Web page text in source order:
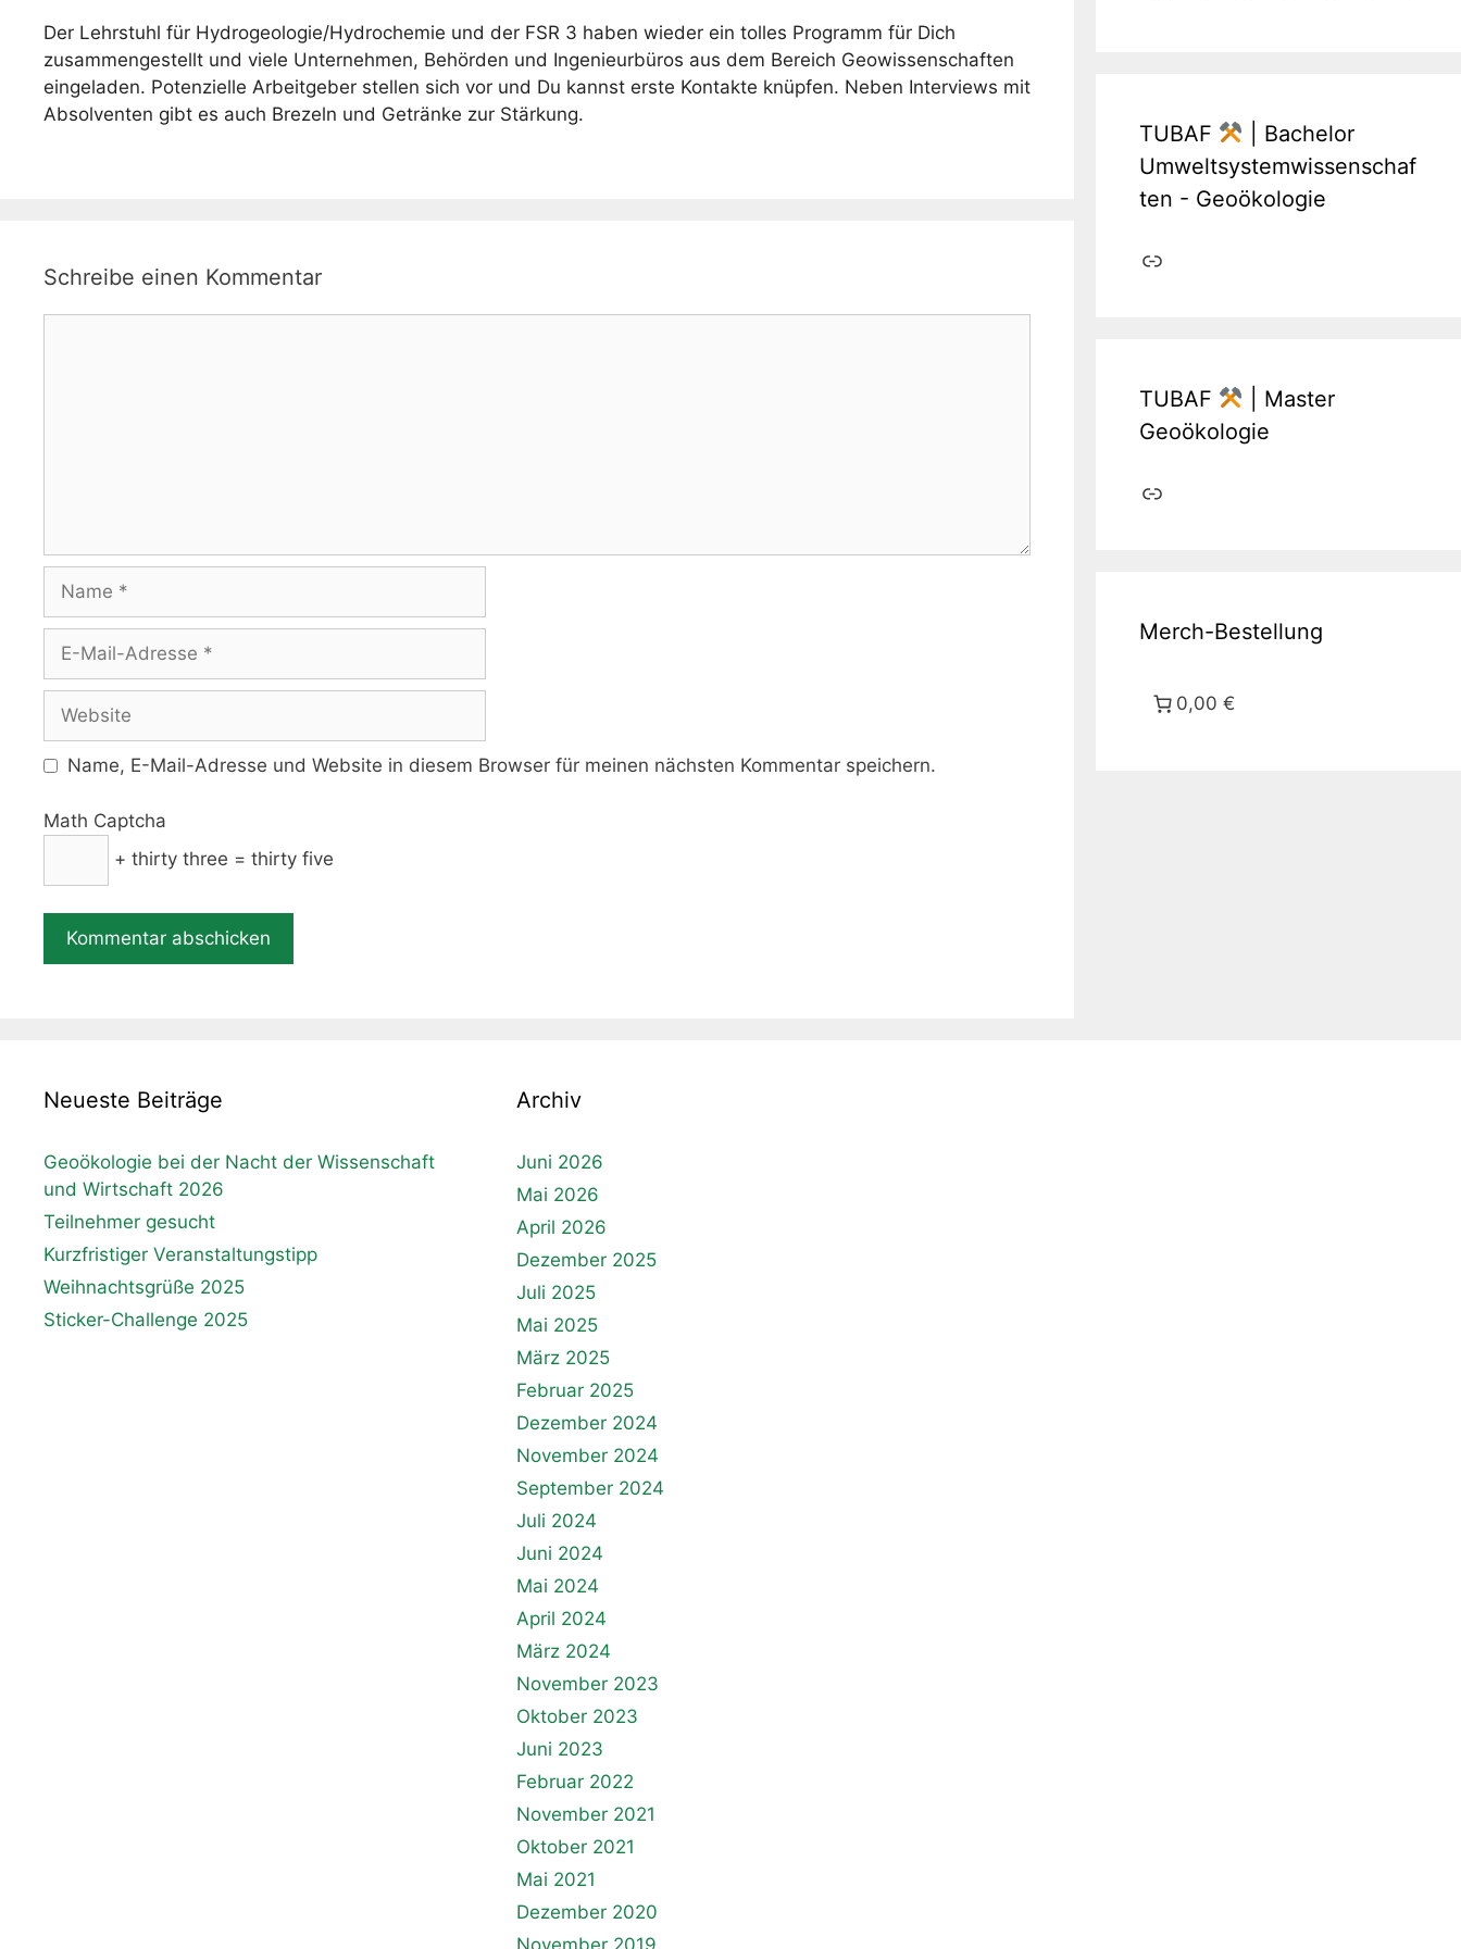
Der Lehrstuhl für Hydrogeologie/Hydrochemie und der FSR 3 haben wieder ein tolles Programm für Dich
zusammengestellt und viele Unternehmen, Behörden und Ingenieurbüros aus dem Bereich Geowissenschaften
eingeladen. Potenzielle Arbeitgeber stellen sich vor und Du kannst erste Kontakte knüpfen. Neben Interviews mit
Absolventen gibt es auch Brezeln und Getränke zur Stärkung.
Schreibe einen Kommentar
Name
Adresse
Website
Name, E-Mail-Adresse und Website in diesem Browser für meinen nächsten Kommentar speichern.
Math Captcha
+ thirty three = thirty five
TUBAF
| Bachelor
Umweltsystemwissenschaf
ten - Geoökologie
Link
TUBAF
| Master
Geoökologie
Link
Merch-Bestellung
0,00 €
Neueste Beiträge
Geoökologie bei der Nacht der Wissenschaft
und Wirtschaft 2026
Teilnehmer gesucht
Kurzfristiger Veranstaltungstipp
Weihnachtsgrüße 2025
Sticker-Challenge 2025
Archiv
Juni 2026
Mai 2026
April 2026
Dezember 2025
Juli 2025
Mai 2025
März 2025
Februar 2025
Dezember 2024
November 2024
September 2024
Juli 2024
Juni 2024
Mai 2024
April 2024
März 2024
November 2023
Oktober 2023
Juni 2023
Februar 2022
November 2021
Oktober 2021
Mai 2021
Dezember 2020